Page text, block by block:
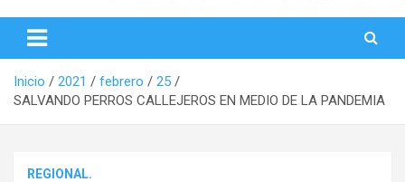
PubliMar
Inicio 2021 febrero
25
SALVANDO PERROS CALLEJEROS EN MEDIO DE LA PANDEMIA
REGIONAL.